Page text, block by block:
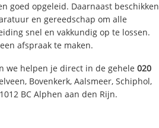
goed opgeleid. Daarnaast beschikken
en gereedschap om alle
snel en vakkundig op te lossen.
afspraak te maken.
we helpen je direct in de gehele 020
Bovenkerk, Aalsmeer, Schiphol,
BC Alphen aan den Rijn.